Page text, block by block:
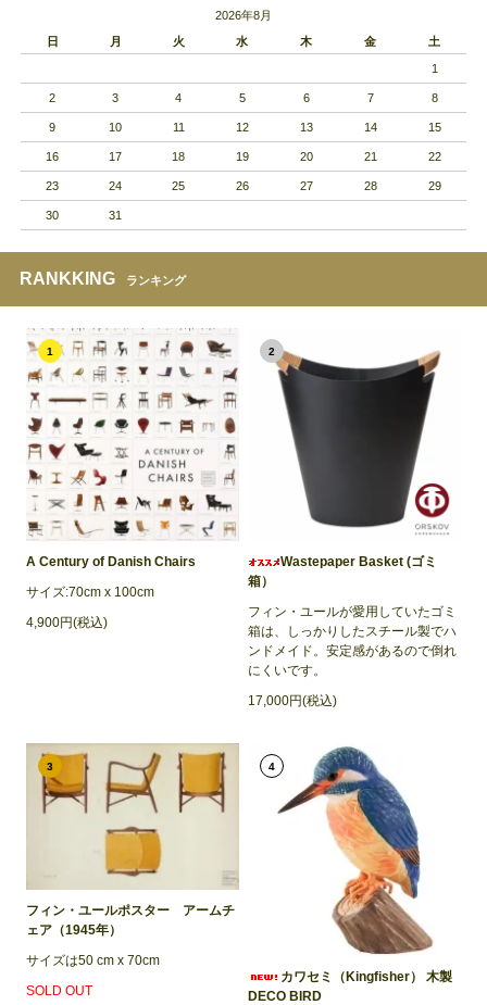
2026年8月
日
月 火 水 木 金 土
1
2 3 4 5 6 7 8
9 10 11 12 13 14 15
16 17 18 19 20 21 22
23 24 25 26 27 28 29
30 31
RANKKING ランキング
1
A Century of Danish Chairs
サイズ:70cm x 100cm
4,900円(税込)
2
Wastepaper Basket (ゴミ
箱）
フィン・ユールが愛用していたゴミ
箱は、しっかりしたスチール製でハ
ンドメイド。安定感があるので倒れ
にくいです。
17,000円(税込)
3
フィン・ユールポスター アームチ
ェア（1945年）
サイズは50 cm x 70cm
SOLD OUT
4
カワセミ（Kingfisher） 木製
DECO BIRD